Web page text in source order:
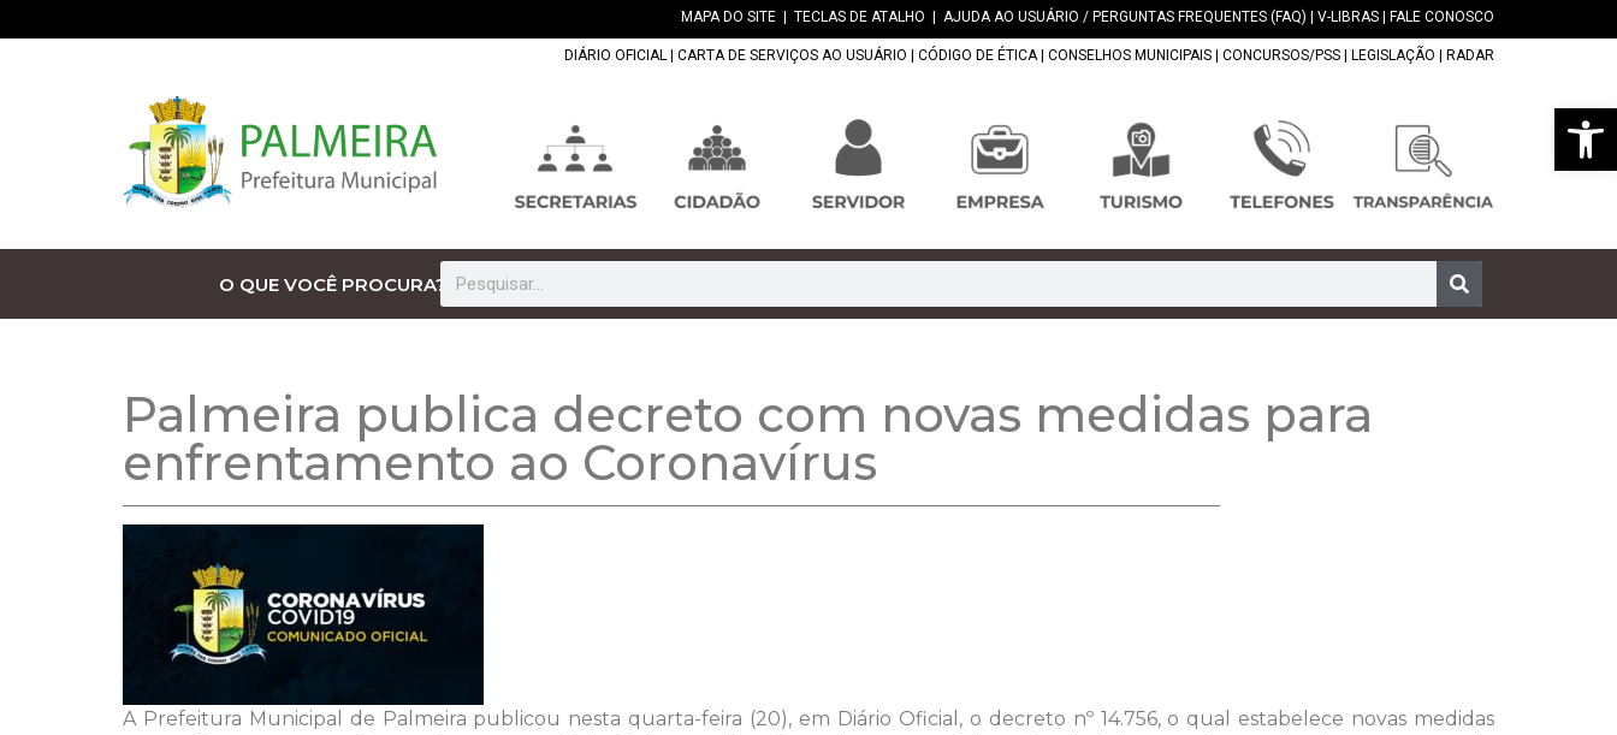
Abrir
MAPA DO SITE TECLAS DE ATALHO AJUDA AO USUÁRIO / PERGUNTAS FREQUENTES (FAQ) V-LIBRAS FALE CONOSCO
DIÁRIO OFICIAL CARTA DE SERVIÇOS AO USUÁRIO CÓDIGO DE ÉTICA| CONSELHOS MUNICIPAIS CONCURSOS/PSS LEGISLAÇÃO RADAR
O QUE VOCÊ PROCURA?
Palmeira publica decreto com novas medidas para
enfrentamento ao Coronavírus
A Prefeitura Municipal de Palmeira publicou nesta quarta-feira (20), em Diário Oficial, o decreto nº 14.756, o qual estabelece novas medidas